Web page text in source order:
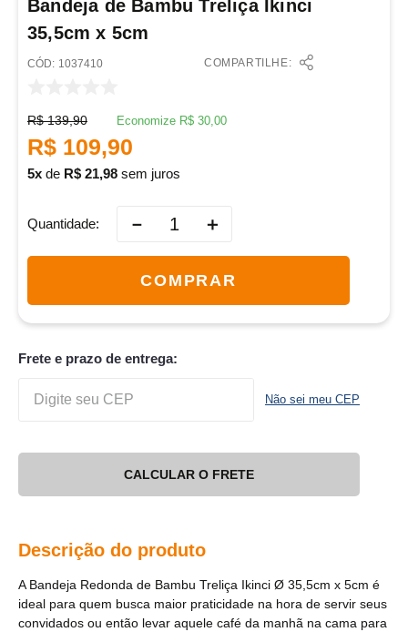
Bandeja de Bambu Treliça Ikinci
35,5cm x 5cm
: 1037410 COMPARTILHE:
R$ 139,90 Economize R$ 30,00
R$ 109,90
5 de R$ 21,98 sem juros
Quantidade ＋
－
COMPRAR
Frete e prazo de entrega:
Não sei meu CEP
CALCULAR O FRETE
Descrição do produto
A Bandeja Redonda de Bambu Treliça Ikinci Ø 35,5cm x 5cm é
ideal para quem busca maior praticidade na hora de servir seus
convidados ou então levar aquele café da manhã na cama para